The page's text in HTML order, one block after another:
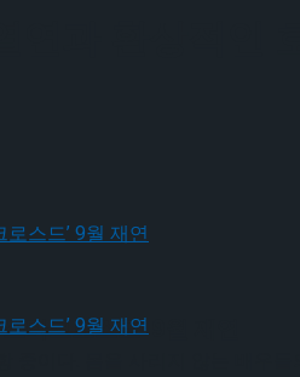
타크로스드’ 9월 재연
연과 환상적인